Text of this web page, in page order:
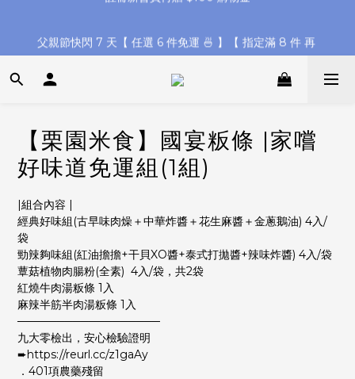
8%off】
8%off】
【全館滿 $1580 送古早味粄條 4入袋】【滿 $2280 再折 ＄88】
註冊新會員再贈 $100 購物金
父親節快閃 7 天【 任選 6 件免運 🍜 】【 指定滿 8 件 再
【栗園米食】國宴粄條 |家嚐
好味道免運組(1組)
|組合內容 |
經典好味組(古早味肉燥＋中華炸醬＋花生麻醬＋金蔥鵝油) 4入/
袋
勁辣夠味組(紅油擔擔+干貝XO醬+泰式打拋醬+辣味炸醬) 4入/袋
蕈菇植物肉腸粉(全素)  4入/袋，共2袋
紅燒牛肉湯粄條 1入
麻辣半筋半肉湯粄條 1入
──────────────────
九大零檢出，安心檢驗證明
➨https://reurl.cc/z1gaAy
．401項農藥殘留